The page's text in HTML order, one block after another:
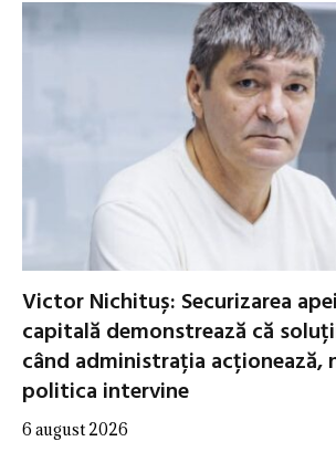
Victor Nichituș: Securizarea
capitală demonstrează că
când administrația acționează,
politica intervine
6 august 2026